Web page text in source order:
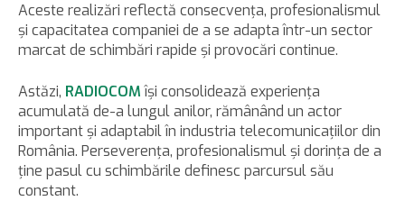
Aceste realizări reflectă consecvența, profesionalismul
și capacitatea companiei de a se adapta într-un sector
marcat de schimbări rapide și provocări continue.
Astăzi, RADIOCOMîși consolidează experiența
acumulată de-a lungul anilor, rămânând un actor
important și adaptabil în industria telecomunicațiilor din
România. Perseverența, profesionalismul și dorința de a
ține pasul cu schimbările definesc parcursul său
constant.